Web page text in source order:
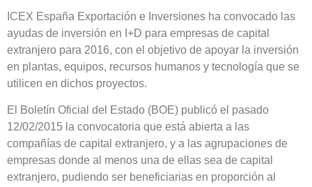
ICEX España Exportación e Inversiones ha convocado las
ayudas de inversión en I+D para empresas de capital
extranjero para 2016, con el objetivo de apoyar la inversión
en plantas, equipos, recursos humanos y tecnología que se
utilicen en dichos proyectos.
El Boletín Oficial del Estado (BOE) publicó el pasado
12/02/2015 la convocatoria que está abierta a las
compañías de capital extranjero, y a las agrupaciones de
empresas donde al menos una de ellas sea de capital
extranjero, pudiendo ser beneficiarias en proporción al